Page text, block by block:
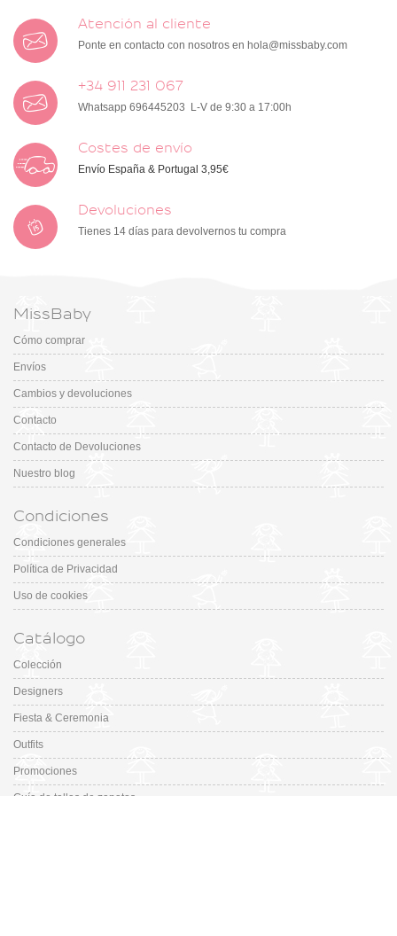
Atención al cliente
Ponte en contacto con nosotros en hola@missbaby.com
+34 911 231 067
Whatsapp 696445203 L-V de 9:30 a 17:00h
Costes de envío
Envío España & Portugal 3,95€
Devoluciones
Tienes 14 días para devolvernos tu compra
MissBaby
Cómo comprar
Envíos
Cambios y devoluciones
Contacto
Contacto de Devoluciones
Nuestro blog
Condiciones
Condiciones generales
Política de Privacidad
Uso de cookies
Catálogo
Colección
Designers
Fiesta & Ceremonia
Outfits
Promociones
Guía de tallas de zapatos